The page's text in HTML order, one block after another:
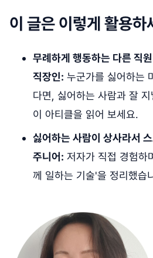
이 글은 이렇게 활용하
무례하게 행동하는 다른 직
직장인: 누군가를 싫어하는
다면, 싫어하는 사람과 잘
이 아티클을 읽어 보세요.
싫어하는 사람이 상사라서
주니어: 저자가 직접 경험하
께 일하는 기술'을 정리했습